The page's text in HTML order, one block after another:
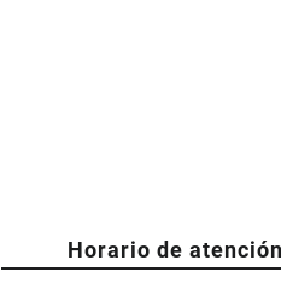
Horario de atención